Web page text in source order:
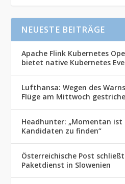
NEUESTE BEITRÄGE
Apache Flink Kubernetes
bietet native Kubernetes
Lufthansa: Wegen des
Flüge am Mittwoch
Headhunter: „Momentan ist
Kandidaten zu finden“
Österreichische Post
Paketdienst in Slowenien